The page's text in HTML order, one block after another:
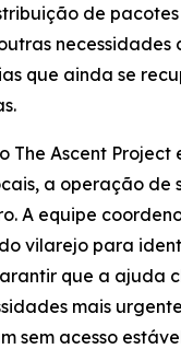
de
necessidades
que ainda se
The Ascent Project
a operação de
A equipe
vilarejo para
que a ajuda
mais
sem acesso